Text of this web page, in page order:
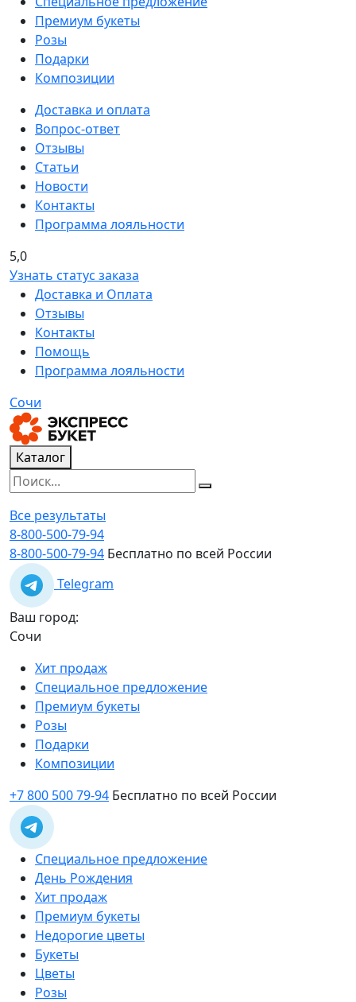
Премиум букеты
Розы
Подарки
Композиции
Доставка и оплата
Вопрос-ответ
Отзывы
Статьи
Новости
Контакты
Программа лояльности
5,0
Узнать статус заказа
Доставка и Оплата
Отзывы
Контакты
Помощь
Программа лояльности
Сочи
Каталог
Все результаты
8-800-500-79-94
8-800-500-79-94 Бесплатно по всей России
Telegram
Ваш город:
Сочи
Хит продаж
Специальное предложение
Премиум букеты
Розы
Подарки
Композиции
+7 800 500 79-94 Бесплатно по всей России
Специальное предложение
День Рождения
Хит продаж
Премиум букеты
Недорогие цветы
Букеты
Цветы
Розы